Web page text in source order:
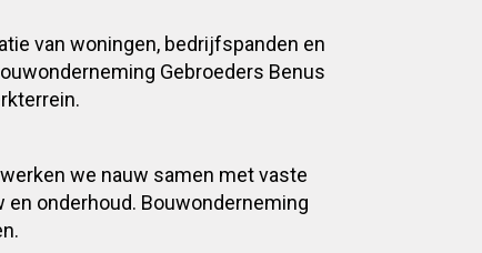
van woningen, bedrijfspanden en
Gebroeders Benus
we nauw samen met vaste
en onderhoud. Bouwonderneming